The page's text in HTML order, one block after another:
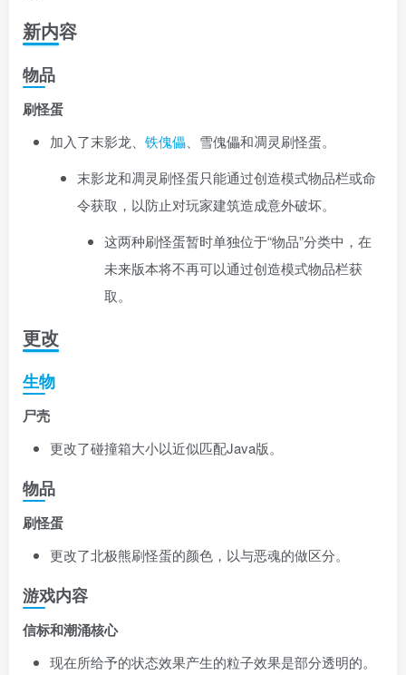
新内容
物品
刷怪蛋
加入了末影龙、 铁傀儡、雪傀儡和凋灵刷怪蛋。
末影龙和凋灵刷怪蛋只能通过创造模式物品栏或命
令获取，以防止对玩家建筑造成意外破坏。
这两种刷怪蛋暂时单独位于“物品”分类中，在
未来版本将不再可以通过创造模式物品栏获
取。
更改
生物
尸壳
更改了碰撞箱大小以近似匹配Java版。
物品
刷怪蛋
更改了北极熊刷怪蛋的颜色，以与恶魂的做区分。
游戏内容
信标和潮涌核心
现在所给予的状态效果产生的粒子效果是部分透明的。